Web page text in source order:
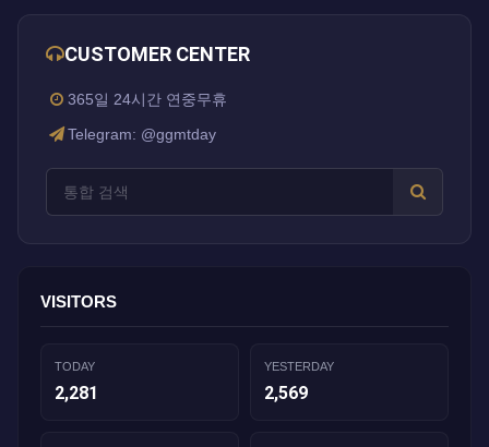
CUSTOMER CENTER
365일 24시간 연중무휴
Telegram: @ggmtday
VISITORS
TODAY
2,281
YESTERDAY
2,569